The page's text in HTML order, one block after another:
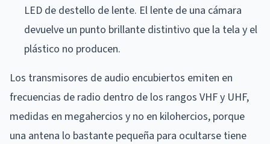
LED de destello de lente. El lente de una cámara
devuelve un punto brillante distintivo que la tela y el
plástico no producen.
Los transmisores de audio encubiertos emiten en
frecuencias de radio dentro de los rangos VHF y UHF,
medidas en megahercios y no en kilohercios, porque
una antena lo bastante pequeña para ocultarse tiene